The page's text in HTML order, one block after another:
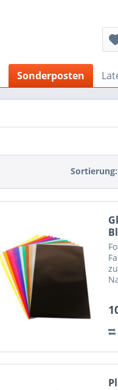
Sonderposten
Sortierung:
0...